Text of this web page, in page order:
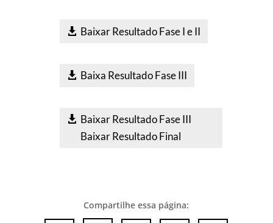
Baixar Resultado Fase I e II
Baixa Resultado Fase III
Baixar Resultado Fase III
Baixar Resultado Final
Compartilhe essa página: